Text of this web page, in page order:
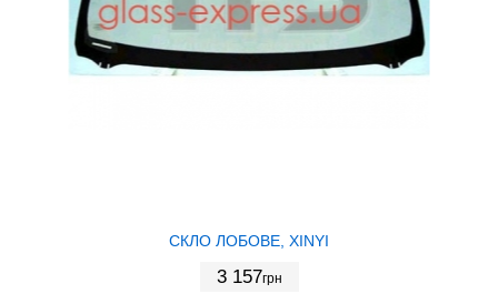
СКЛО ЛОБОВЕ, XINYI
3 157грн